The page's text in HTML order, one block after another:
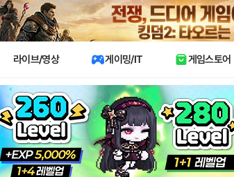
라이브/영상 게이밍/IT 게임스토어